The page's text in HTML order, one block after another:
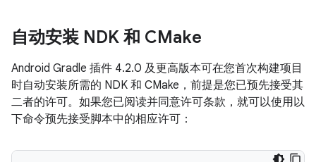
自动安装 NDK 和 CMake
Android Gradle 插件 4.2.0 及更高版本可在您首次构建项目
时自动安装所需的 NDK 和 CMake，前提是您已预先接受其
二者的许可。如果您已阅读并同意许可条款，就可以使用以
下命令预先接受脚本中的相应许可：